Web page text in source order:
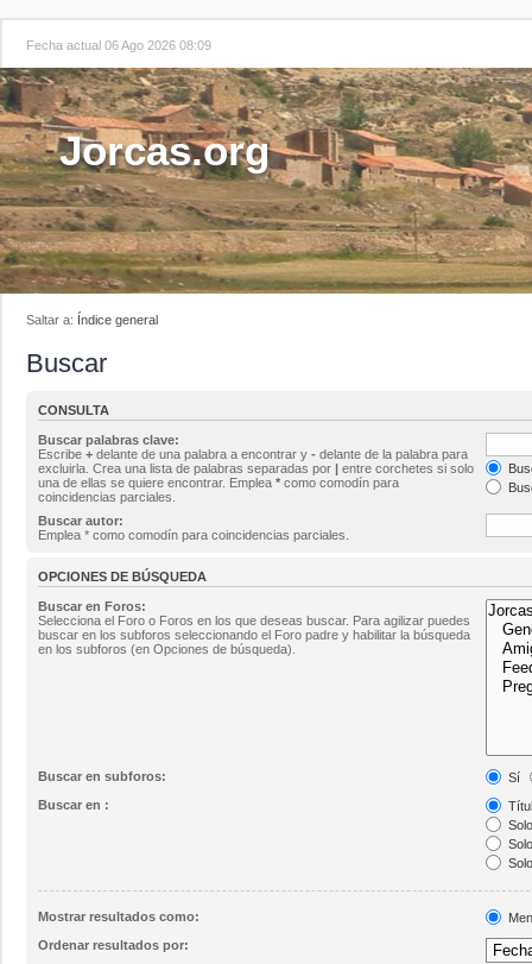
Fecha actual 06 Ago 2026 08:09
Jorcas.org
Saltar a: Índice general
Buscar
CONSULTA
Buscar palabras clave:
Escribe + delante de una palabra a encontrar y - delante de la palabra para
excluirla. Crea una lista de palabras separadas por | entre corchetes si solo
una de ellas se quiere encontrar. Emplea * como comodín para
coincidencias parciales.
Buscar autor:
Emplea * como comodín para coincidencias parciales.
OPCIONES DE BÚSQUEDA
Buscar en Foros:
Selecciona el Foro o Foros en los que deseas buscar. Para agilizar puedes
buscar en los subforos seleccionando el Foro padre y habilitar la búsqueda
en los subforos (en Opciones de búsqueda).
Buscar en subforos:
Sí
Buscar en :
Mostrar resultados como:
Ordenar resultados por: